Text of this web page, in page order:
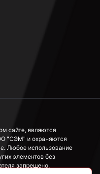
сайте, являются
"СЭМ" и охраняются
Любое использование
элементов без
запрещено.